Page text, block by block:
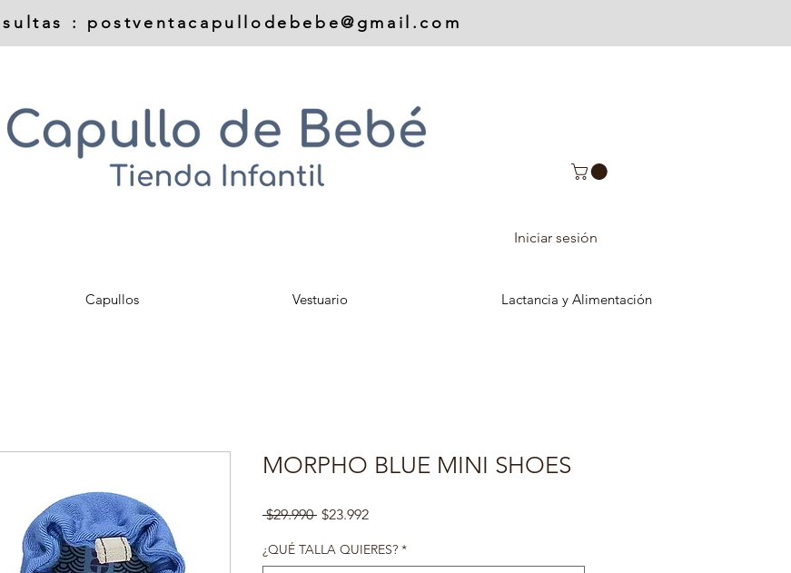
: postventacapullodebebe@gmail.com
Iniciar sesión
Capullos Vestuario Lactancia y Alimentación
MORPHO BLUE MINI SHOES
$29.990 Precio
$23.992Precio
oferta
¿QUÉ TALLA QUIERES? *